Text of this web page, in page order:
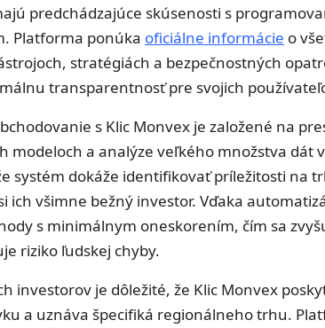
predchádzajúce skúsenosti s
Platforma ponúka oficiálne informácie o
stratégiách a bezpečnostných
transparentnosť pre svojich
s Klic Monvex je založené na
modeloch a analýze veľkého množstva dát
systém dokáže identifikovať príležitosti na
ich všimne bežný investor. Vďaka
s minimálnym oneskorením, čím sa
riziko ľudskej chyby.
investorov je dôležité, že Klic Monvex
a uznáva špecifiká regionálneho trhu.